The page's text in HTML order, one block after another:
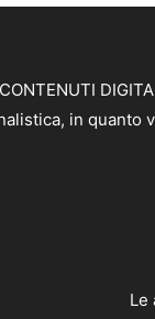
in
Le